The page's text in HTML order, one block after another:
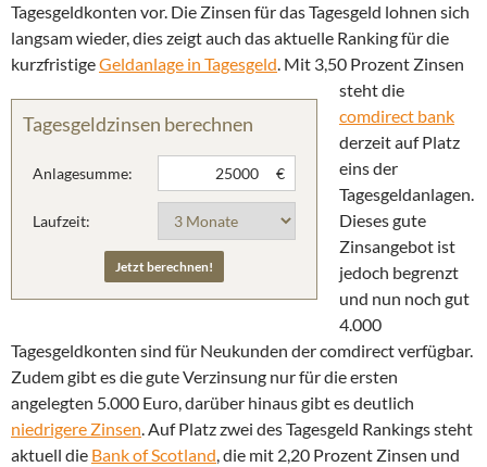
Tagesgeldkonten vor. Die Zinsen für das Tagesgeld lohnen sich
langsam wieder, dies zeigt auch das aktuelle Ranking für die
kurzfristigeGeldanlage in Tagesgeld.
Tagesgeldzinsen berechnen
Anlagesumme: €
Laufzeit:
Mit 3,50 Prozent Zinsen
steht die
comdirect bank
derzeit auf Platz
eins der
Tagesgeldanlagen.
Dieses gute
Zinsangebot ist
jedoch begrenzt
und nun noch gut
4.000
Tagesgeldkonten sind für Neukunden der comdirect verfügbar.
Zudem gibt es die gute Verzinsung nur für die ersten
angelegten 5.000 Euro, darüber hinaus gibt es deutlich
niedrigere Zinsen. Auf Platz zwei des Tagesgeld Rankings steht
aktuell die Bank of Scotland, die mit 2,20 Prozent Zinsen und